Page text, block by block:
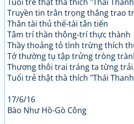
Truyền tin trân trọng thắng trao
Thân tài thủ thế-tài tân tiến
Tâm trí thần thông-trí thực thành
Thầy thoảng tỏ tình trừng thích
Tớ thường tụ tập trửng tròng
Thương thôi trai tráng ta từng
Tuổi trẻ thật thà thích "Thái
17/6/16
Bào Như Hồ-Gò Công